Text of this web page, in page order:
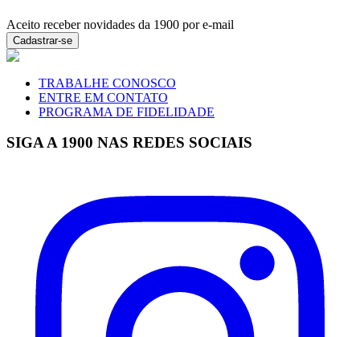
Aceito receber novidades da 1900 por e-mail
Cadastrar-se
TRABALHE CONOSCO
ENTRE EM CONTATO
PROGRAMA DE FIDELIDADE
SIGA A 1900 NAS REDES SOCIAIS